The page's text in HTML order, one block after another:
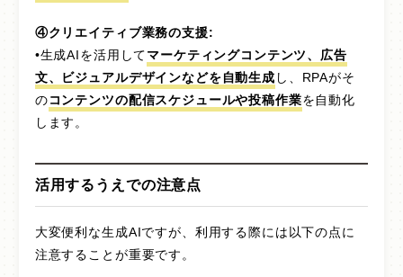
④クリエイティブ業務の支援:
•生成AIを活用してマーケティングコンテンツ、広告
文、ビジュアルデザインなどを自動生成 し、RPAがそ
のコンテンツの配信スケジュールや投稿作業を自動化
します。
活用するうえでの注意点
大変便利な生成AIですが、利用する際には以下の点に
注意することが重要です。